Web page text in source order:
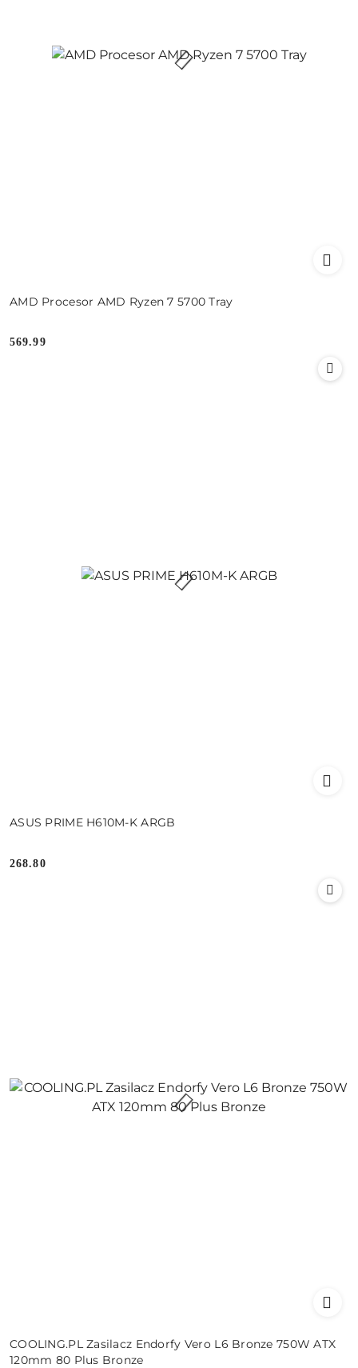
AMD Procesor AMD Ryzen 7 5700 Tray
Cena:
569.99
ASUS PRIME H610M-K ARGB
Cena:
268.80
COOLING.PL Zasilacz Endorfy Vero L6 Bronze 750W ATX
120mm 80 Plus Bronze